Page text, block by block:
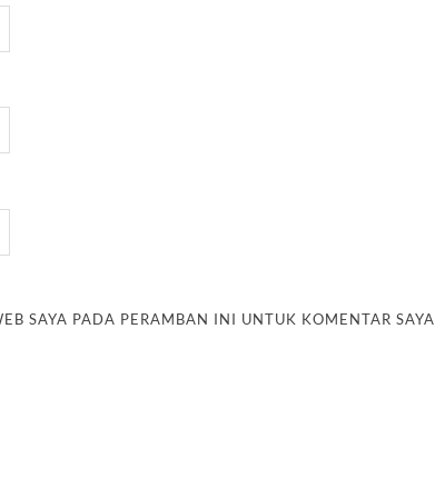
SAYA PADA PERAMBAN INI UNTUK KOMENTAR SAYA